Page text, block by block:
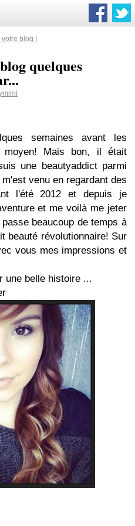
votre blog !
quelques
semaines avant les
moyen! Mais bon, il était
une beautyaddict parmi
venu en regardant des
l'été 2012 et depuis je
et me voilà me jeter
beaucoup de temps à
beauté révolutionnaire! Sur
vous mes impressions et
une belle histoire ...